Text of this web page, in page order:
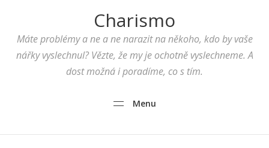
Charismo
Máte problémy a ne a ne narazit na někoho, kdo by vaše
nářky vyslechnul? Vězte, že my je ochotně vyslechneme. A
dost možná i poradíme, co s tím.
Menu